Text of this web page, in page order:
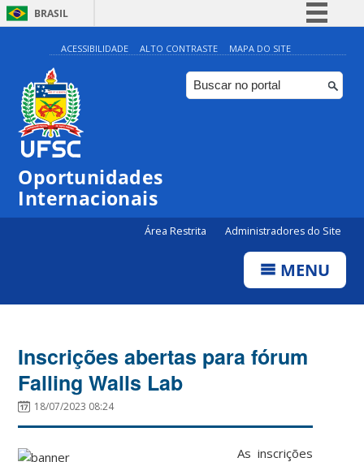
BRASIL
Simplifique!
Comunica BR
Participe
ACESSIBILIDADE ALTO CONTRASTE MAPA DO SITE
Oportunidades
Internacionais
Área Restrita Administradores do Site
MENU
Inscrições abertas para fórum
Falling Walls Lab
18/07/2023 08:24
As inscrições